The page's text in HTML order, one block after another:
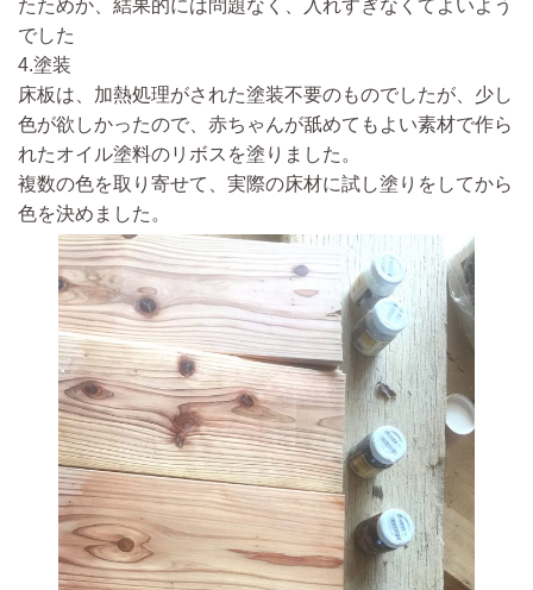
たためか、結果的には問題なく、入れすぎなくてよいよう
でした
4.塗装
床板は、加熱処理がされた塗装不要のものでしたが、 少し
色が欲しかったので、 赤ちゃんが舐めてもよい素材で作ら
れたオイル塗料のリボスを塗りました。
複数の色を取り寄せて、実際の床材に試し塗りをしてから
色を決めました。